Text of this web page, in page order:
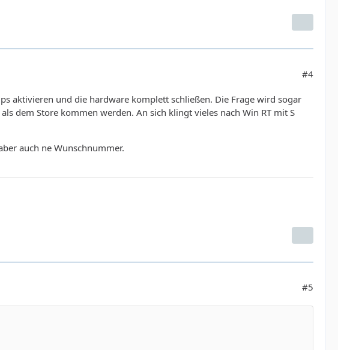
#4
aktivieren und die hardware komplett schließen. Die Frage wird sogar
dem Store kommen werden. An sich klingt vieles nach Win RT mit S
auch ne Wunschnummer.
#5